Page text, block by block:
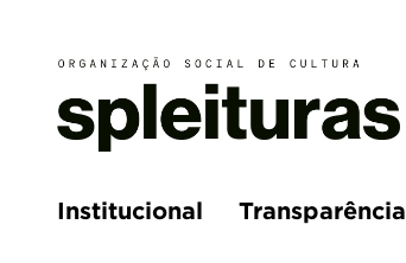
Institucional Transparência